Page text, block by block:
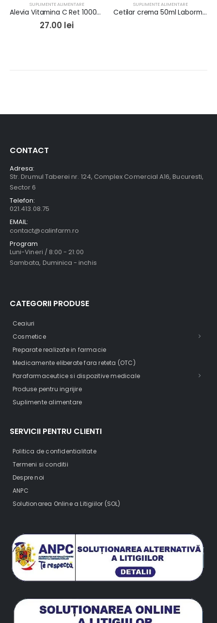
SUPLIMENTE ALIMENTARE
Alevia Vitamina C Ret 1000mg x 30cpr
27.00 lei
SUPLIMENTE ALIMENTARE
Cetilar crema 50ml Labormed
CONTACT
Adresa:
Str. Drumul Taberei nr. 124, Complex Comercial A16, Bucuresti,
Sector 6
Telefon:
021.413.08.75
EMAIL:
contact@calinfarm.ro
Program
Luni-Vineri / 8:00 - 21:00
Sambata, Duminica - inchis
CATEGORII PRODUSE
Ceaiuri
Cosmetice
Preparate realizate in farmacie
Medicamente eliberate fara reteta (OTC)
Parafarmaceutice si dispozitive medicale
Produse pentru ingrijire
Suplimente alimentare
SERVICII PENTRU CLIENTI
Politica de confidentialitate
Termeni si conditii
Despre noi
ANPC
Solutionarea Online a Litigiilor (SOL)